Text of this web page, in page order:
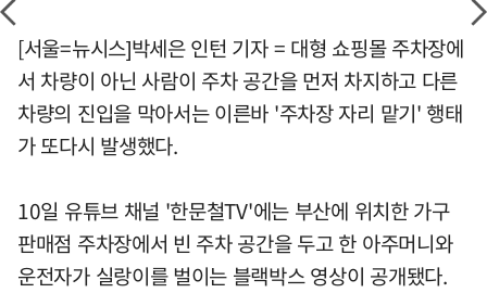
[서울=뉴시스]박세은 인턴 기자 = 대형 쇼핑몰 주차장에
서 차량이 아닌 사람이 주차 공간을 먼저 차지하고 다른
차량의 진입을 막아서는 이른바 '주차장 자리 맡기' 행태
가 또다시 발생했다.
10일 유튜브 채널 '한문철TV'에는 부산에 위치한 가구
판매점 주차장에서 빈 주차 공간을 두고 한 아주머니와
운전자가 실랑이를 벌이는 블랙박스 영상이 공개됐다.